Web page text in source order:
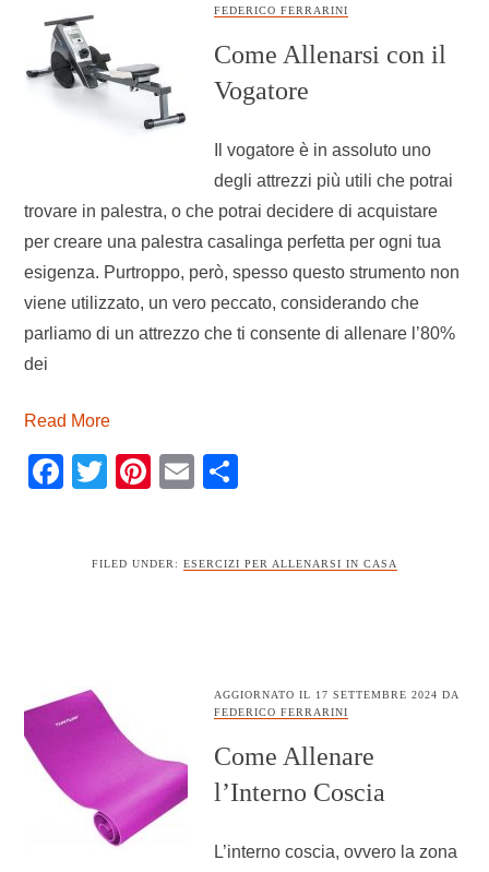
FEDERICO FERRARINI
Come Allenarsi con il
Vogatore
Il vogatore è in assoluto uno
degli attrezzi più utili che potrai
trovare in palestra, o che potrai decidere di acquistare
per creare una palestra casalinga perfetta per ogni tua
esigenza. Purtroppo, però, spesso questo strumento non
viene utilizzato, un vero peccato, considerando che
parliamo di un attrezzo che ti consente di allenare l’80%
dei
Read More
Facebook
TwitterPinterest
Email
FILED UNDER: ESERCIZI PER ALLENARSI IN CASA
AGGIORNATO IL 17 SETTEMBRE 2024 DA
FEDERICO FERRARINI
Come Allenare
l’Interno Coscia
L’interno coscia, ovvero la zona